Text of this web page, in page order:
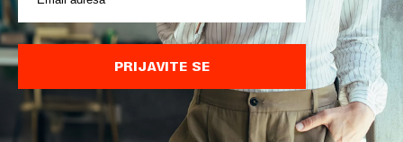
PRIJAVITE SE